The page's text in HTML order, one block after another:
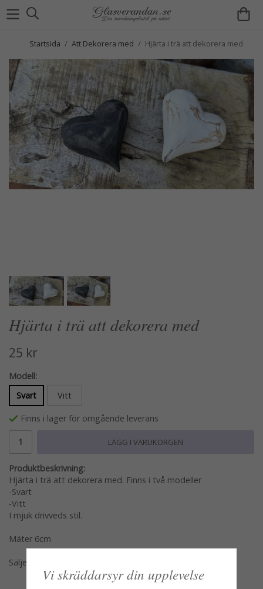
Startsida / Att Dekorera med / Hjärta i trä att dekorera med
Hjärta i trä att dekorera med
25 kr
Modell:
Svart
Vitt
Finns i lager för omgående leverans
LÄGG I VARUKORGEN
Produktbeskrivning:
Hjärta i trä att dekorera med. Finns i två modeller
-Svart
-Vitt
I mjuk drivveds stil.
Mäter 6cm
Säljes per styck en och en
Vi skräddarsyr din upplevelse